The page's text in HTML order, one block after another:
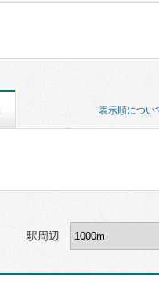
表示順につい
駅周辺